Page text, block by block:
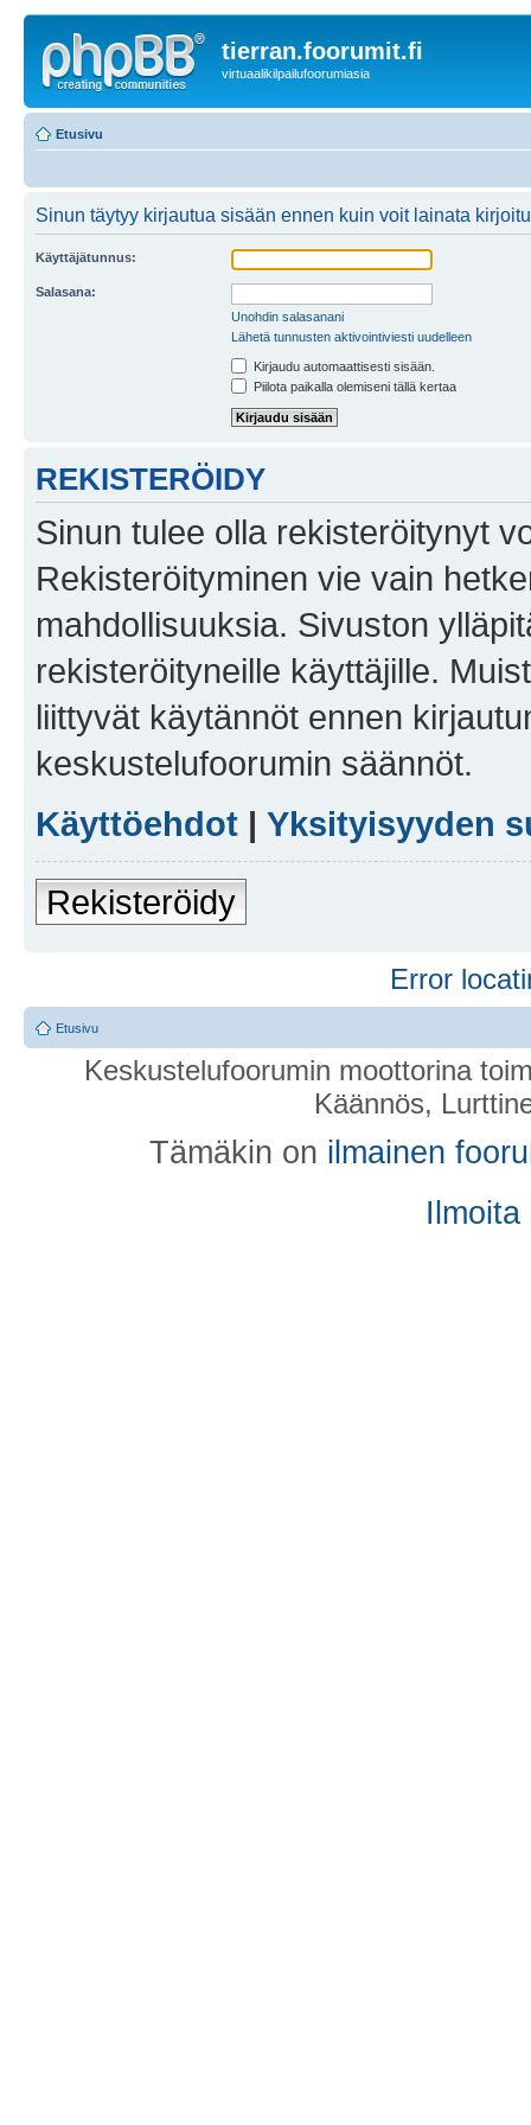
tierran.foorumit.fi
virtuaalikilpailufoorumiasia
Etusivu
Sinun täytyy kirjautua sisään ennen kuin voit lainata
Käyttäjätunnus:
Salasana:
Unohdin salasanani
Lähetä tunnusten aktivointiviesti uudelleen
Kirjaudu automaattisesti sisään.
Piilota paikalla olemiseni tällä kertaa
REKISTERÖIDY
Sinun tulee olla rekisteröitynyt
Rekisteröityminen vie vain
mahdollisuuksia. Sivuston
rekisteröityneille käyttäjille.
liittyvät käytännöt ennen
keskustelufoorumin säännöt.
Käyttöehdot | Yksityisyyden
Rekisteröidy
Error
Etusivu
Keskustelufoorumin moottorina
Käännös,
Tämäkin on ilmainen